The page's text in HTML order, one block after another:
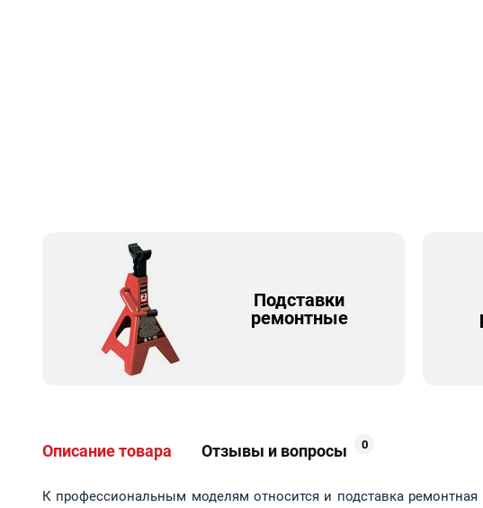
Подставки
ремонтные
Описание товара Отзывы и вопросы 0
К профессиональным моделям относится и подставка ремонтная